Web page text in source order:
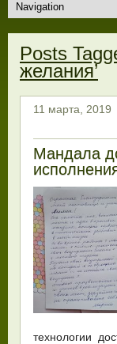
Posts
желания’
11 марта, 2019
Мандала
технологии